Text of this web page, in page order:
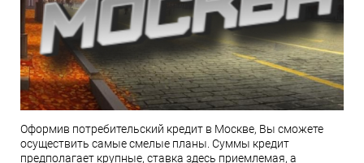
Оформив потребительский кредит в Москве, Вы сможете
осуществить самые смелые планы. Суммы кредит
предполагает крупные, ставка здесь приемлемая, а